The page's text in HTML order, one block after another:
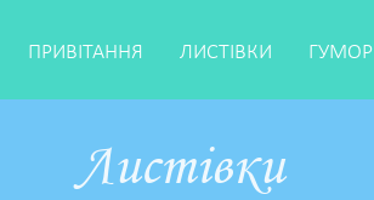
ПРИВІТАННЯ ЛИСТІВКИ ГУМОР
Листівки